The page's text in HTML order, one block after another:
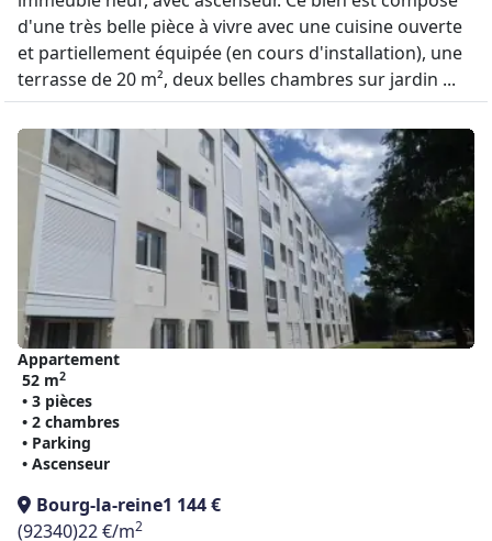
d'une très belle pièce à vivre avec une cuisine ouverte
et partiellement équipée (en cours d'installation), une
terrasse de 20 m², deux belles chambres sur jardin ...
Appartement
52 m2
• 3 pièces
• 2 chambres
• Parking
• Ascenseur
Bourg-la-reine1 144 €
(92340)22 €/m2